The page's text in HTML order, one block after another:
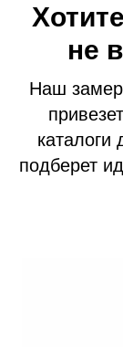
не
Наш
подберет